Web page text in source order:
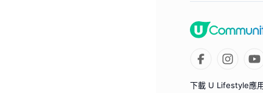
下載 U Lifestyle應